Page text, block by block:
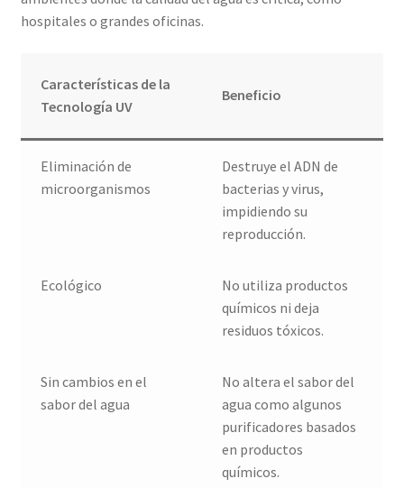
hospitales o grandes oficinas.
Características de la
Tecnología UV
Beneficio
Eliminación de
microorganismos
Destruye el ADN de
bacterias y virus,
impidiendo su
reproducción.
Ecológico
No utiliza productos
químicos ni deja
residuos tóxicos.
Sin cambios en el
sabor del agua
No altera el sabor del
agua como algunos
purificadores basados
en productos
químicos.